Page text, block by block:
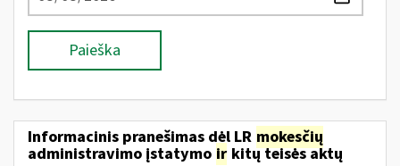
Paieška
Informacinis pranešimas dėl LR mokesčių
administravimo įstatymo ir kitų teisės aktų